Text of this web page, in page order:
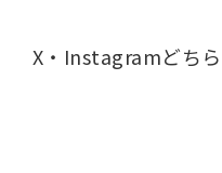
X・Instagramどち